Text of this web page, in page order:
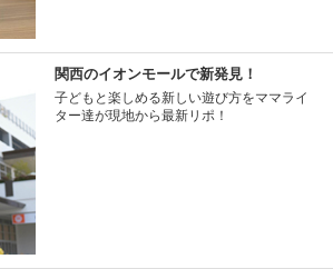
関西のイオンモールで新発見！
子どもと楽しめる新しい遊び方をママライ
ター達が現地から最新リポ！